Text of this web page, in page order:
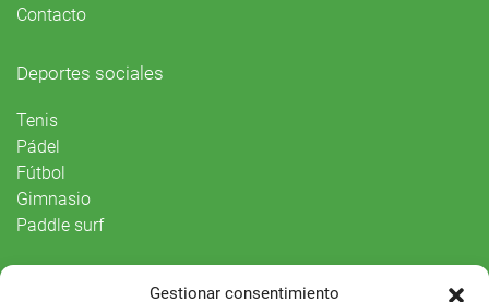
Gestionar consentimiento
Contacto
Deportes sociales
Tenis
Pádel
Fútbol
Gimnasio
Paddle surf